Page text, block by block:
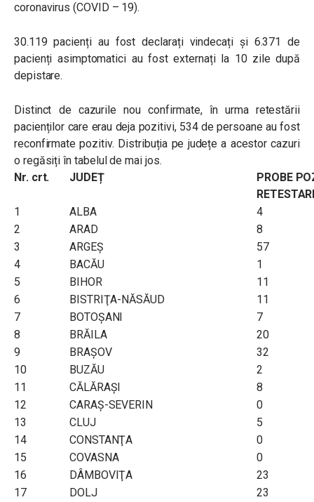
coronavirus (COVID – 19).
30.119 pacienți au fost declarați vindecați și 6.371 de
pacienți asimptomatici au fost externați la 10 zile după
depistare.
Distinct de cazurile nou confirmate, în urma retestării
pacienților care erau deja pozitivi, 534 de persoane au fost
reconfirmate pozitiv. Distribuția pe județe a acestor cazuri
o regăsiți în tabelul de mai jos.
Nr. crt.
JUDEȚ
PROBE
1
ALBA
4
2
ARAD
8
3
ARGEŞ
57
4
BACĂU
1
5
BIHOR
11
6
BISTRIŢA-NĂSĂUD
11
7
BOTOŞANI
7
8
BRĂILA
20
9
BRAŞOV
32
10
BUZĂU
2
11
CĂLĂRAŞI
8
12
CARAŞ-SEVERIN
0
13
CLUJ
5
14
CONSTANŢA
0
15
COVASNA
0
16
DÂMBOVIŢA
23
17
DOLJ
23